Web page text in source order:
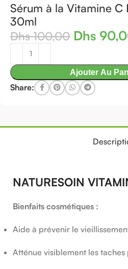
Sérum à la Vitamine
30ml
Dhs100,00 Dhs
Ajouter Au
Share:
NATURESOIN
Bienfaits cosmétiques :
Aide à prévenir le
Atténue visiblement les